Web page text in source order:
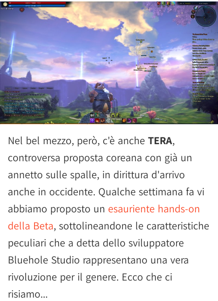
Nel bel mezzo, però, c'è anche TERA,
controversa proposta coreana con già un
annetto sulle spalle, in dirittura d'arrivo
anche in occidente. Qualche settimana fa vi
abbiamo proposto un esauriente hands-on
della Beta, sottolineandone le caratteristiche
peculiari che a detta dello sviluppatore
Bluehole Studio rappresentano una vera
rivoluzione per il genere. Ecco che ci
risiamo...